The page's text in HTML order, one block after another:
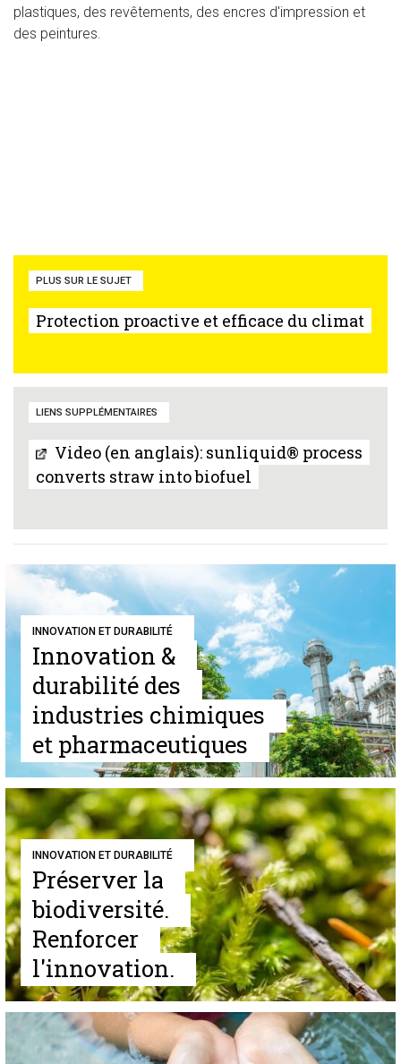
plastiques, des revêtements, des encres d'impression et
des peintures.
PLUS SUR LE SUJET
Protection proactive et efficace du climat
LIENS SUPPLÉMENTAIRES
Video (en anglais): sunliquid® process
converts straw into biofuel
INNOVATION ET DURABILITÉ
Innovation &
durabilité des
industries chimiques
et pharmaceutiques
INNOVATION ET DURABILITÉ
Préserver la
biodiversité.
Renforcer
l'innovation.